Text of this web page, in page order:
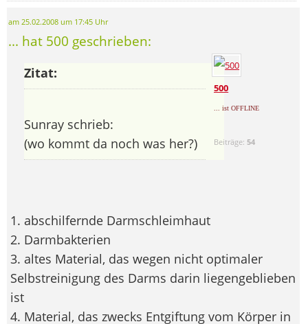
am 25.02.2008 um 17:45 Uhr
... hat 500 geschrieben:
500
... ist OFFLINE
Beiträge: 54
Zitat:
Sunray schrieb:
(wo kommt da noch was her?)
1. abschilfernde Darmschleimhaut
2. Darmbakterien
3. altes Material, das wegen nicht optimaler
Selbstreinigung des Darms darin liegengeblieben
ist
4. Material, das zwecks Entgiftung vom Körper in